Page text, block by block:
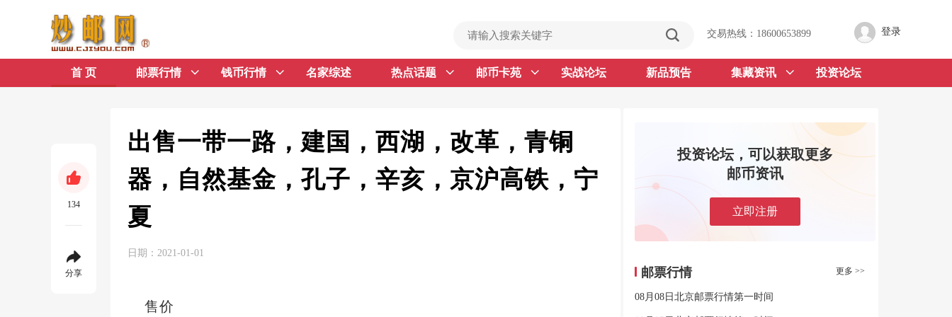
登录
交易热线：18600653899
首 页
钱币行情
热点话题
首 页 邮票行情 钱币行情 名家综述 热点话题 邮币卡苑 实战论坛 新品预告 集藏资讯 投资论坛
134
分享
出售一带一路，建国，西湖，改革，青铜
器，自然基金，孔子，辛亥，京沪高铁，宁
夏
日期：2021-01-01
售价
投资论坛，可以获取更多
邮币资讯
立即注册
邮票行情 更多 >>
08月08日北京邮票行情第一时间